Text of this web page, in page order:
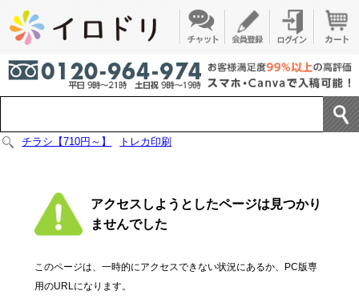
チラシ【710円～】 トレカ印刷
アクセスしようとしたページは見つかり
ませんでした
このページは、一時的にアクセスできない状況にあるか、PC版専
用のURLになります。